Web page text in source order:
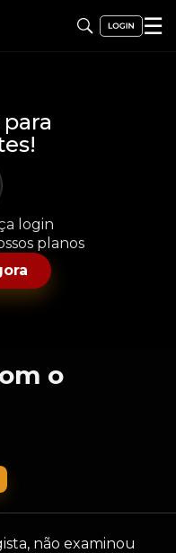
☰
login
planos
o
não examinou